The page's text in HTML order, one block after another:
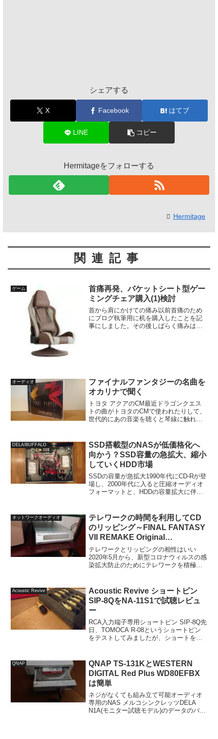
シェアする
X Facebook はてブ
LINE コピー
Hermitageをフォローする
Hermitage
関連記事
ゲーム
首痛再発、バケットシート型ゲー
ミングチェア購入(1)検討
首から肩にかけての痛み以前首痛のため
にブログ執筆用に机を購入したことを記
事にしました。その後しばらく痛みは引
オーディオ
ファイナルファンタジーの名曲を
オカリナで聞く
トヨタ アクアのCM最近ドラゴンクエス
トの曲がトヨタのCMで使われたりして、
世代的にあの音楽を聴くと琴線に触れる
人の心をつかんで離しません。ゲーム音
楽を先入観でもってレ...
DELA/BUFFALO
SSD搭載型のNASが低価格化へ
向かう？SSD容量の急拡大、縮小
していくHDD市場
SSDの容量が急拡大1990年代にCD-Rが登
場し、2000年代に入ると圧縮オーディオ
フォーマットと、HDDの容量拡大に伴っ
プレーヤーとして使うPCオーディオが本
格的に...
ネットワークオーディオ
テレワークの時間を利用してCD
のリッピング～FINAL FANTASY
VII REMAKE Original
Soundtrackとロンドン・フィル
ハーモニー管弦楽団による交響組
曲「ドラゴンクエスト」I～VII他
テレワークとリッピングの相性はいい
2020年5月から、新型コロナウィルスの感
染拡大防止のためにテレワークを積極的
した。基本的に使用するのはモバイルノ
ートパソコンですから...
Acoustic Revive
Acoustic Revive ショートピン
SIP-8QをNA-11S1で試聴レビュ
ー
RCA入力端子専用ショートピン SIP-8Q先
日、TOMOCA R-08というショートピン
をテストしてみましたが、ショートをし
さくれ感が悪化したような印象を受けま
した。...
QNAP
QNAP TS-131KとWESTERN
DIGITAL Red Plus WD80EFBX
は簡単
ネジがなくても組み立て可能オーディオ
専用のNAS メルコシンクレッツDELA
N1A(モニター試聴モデル)のデータのバッ